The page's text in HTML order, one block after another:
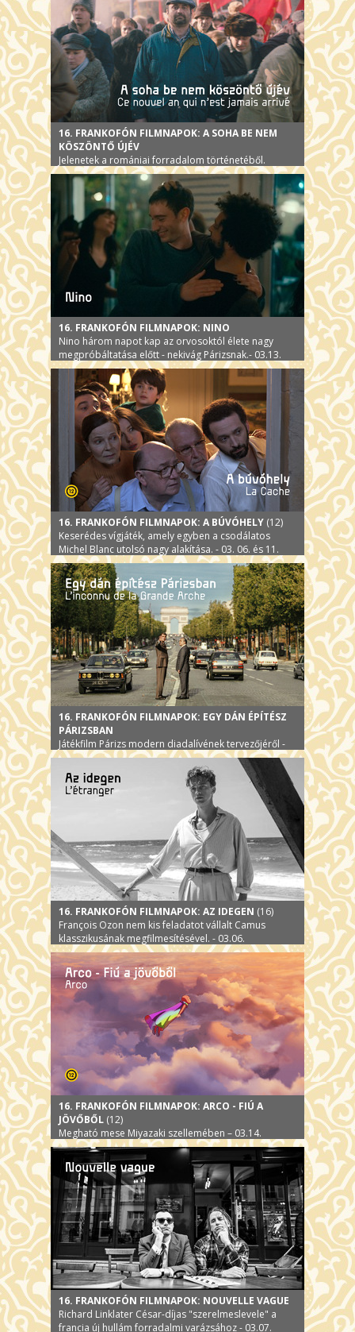
16. FRANKOFÓN FILMNAPOK: A SOHA BE NEM
KÖSZÖNTŐ ÚJÉV
Jelenetek a romániai forradalom történetéből.
16. FRANKOFÓN FILMNAPOK: NINO
Nino három napot kap az orvosoktól élete nagy
megpróbáltatása előtt - nekivág Párizsnak.- 03.13.
16. FRANKOFÓN FILMNAPOK: A BÚVÓHELY (12)
Keserédes vígjáték, amely egyben a csodálatos
Michel Blanc utolsó nagy alakítása. - 03. 06. és 11.
16. FRANKOFÓN FILMNAPOK: EGY DÁN ÉPÍTÉSZ
PÁRIZSBAN
Játékfilm Párizs modern diadalívének tervezőjéről -
03.13.
16. FRANKOFÓN FILMNAPOK: AZ IDEGEN (16)
François Ozon nem kis feladatot vállalt Camus
klasszikusának megfilmesítésével. - 03.06.
16. FRANKOFÓN FILMNAPOK: ARCO - FIÚ A
JÖVŐBŐL (12)
Megható mese Miyazaki szellemében – 03.14.
16. FRANKOFÓN FILMNAPOK: NOUVELLE VAGUE
Richard Linklater César-díjas "szerelmeslevele" a
francia új hullám forradalmi varázsához - 03.07.